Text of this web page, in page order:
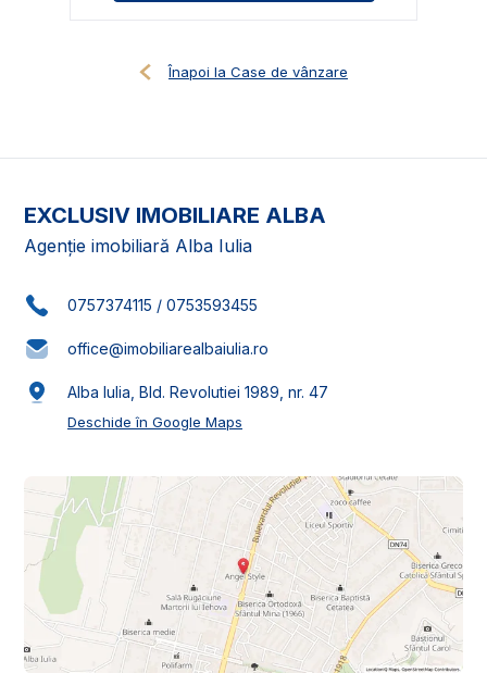
Înapoi la Case de vânzare
EXCLUSIV IMOBILIARE ALBA
Agenție imobiliară Alba Iulia
0757374115 / 0753593455
office@imobiliarealbaiulia.ro
Alba Iulia, Bld. Revolutiei 1989, nr. 47
Deschide în Google Maps